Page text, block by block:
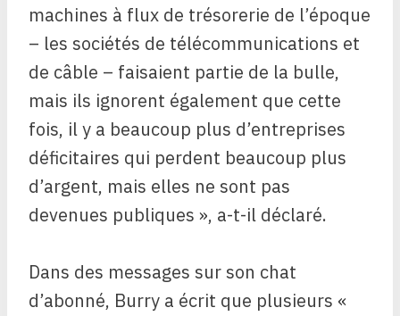
machines à flux de trésorerie de l’époque
– les sociétés de télécommunications et
de câble – faisaient partie de la bulle,
mais ils ignorent également que cette
fois, il y a beaucoup plus d’entreprises
déficitaires qui perdent beaucoup plus
d’argent, mais elles ne sont pas
devenues publiques », a-t-il déclaré.
Dans des messages sur son chat
d’abonné, Burry a écrit que plusieurs «